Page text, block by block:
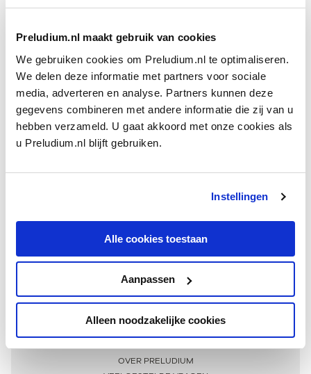
Preludium.nl maakt gebruik van cookies
We gebruiken cookies om Preludium.nl te optimaliseren.
We delen deze informatie met partners voor sociale
media, adverteren en analyse. Partners kunnen deze
gegevens combineren met andere informatie die zij van u
hebben verzameld. U gaat akkoord met onze cookies als
u Preludium.nl blijft gebruiken.
Instellingen
Alle cookies toestaan
Aanpassen
Alleen noodzakelijke cookies
Meer informatie
OVER PRELUDIUM